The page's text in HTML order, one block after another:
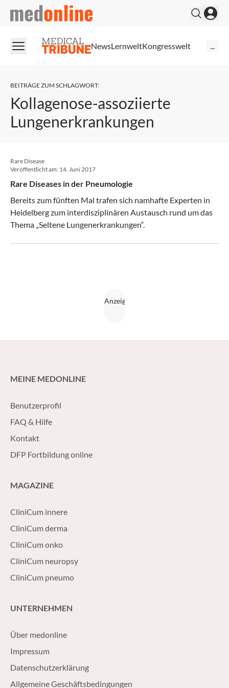
medonline
NewsLernweltKongresswelt
BEITRÄGE ZUM SCHLAGWORT:
Kollagenose-assoziierte
Lungenerkrankungen
Rare Disease
Veröffentlicht am: 14. Juni 2017
Rare Diseases in der Pneumologie
Bereits zum fünften Mal trafen sich namhafte Experten in
Heidelberg zum interdisziplinären Austausch rund um das
Thema „Seltene Lungenerkrankungen“.
MEINE MEDONLINE
Benutzerprofil
FAQ & Hilfe
Kontakt
DFP Fortbildung online
MAGAZINE
CliniCum innere
CliniCum derma
CliniCum onko
CliniCum neuropsy
CliniCum pneumo
UNTERNEHMEN
Über medonline
Impressum
Datenschutzerklärung
Allgemeine Geschäftsbedingungen